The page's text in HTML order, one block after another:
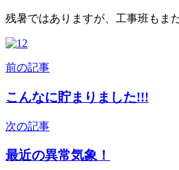
残暑ではありますが、工事班もま
投
稿
ビ
ゲ
前の記事
こんなに貯まりました!!!
次の記事
最近の異常気象！